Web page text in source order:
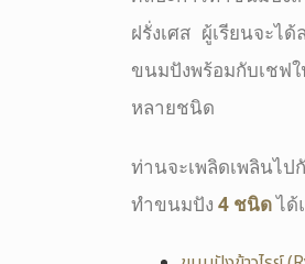
ฝรั่งเศส ผู้เรียนจะได้
ขนมปังพร้อมกับเชฟ
หลายชนิด
ท่านจะเพลิดเพลินไป
ทำขนมปัง 4 ชนิดได้